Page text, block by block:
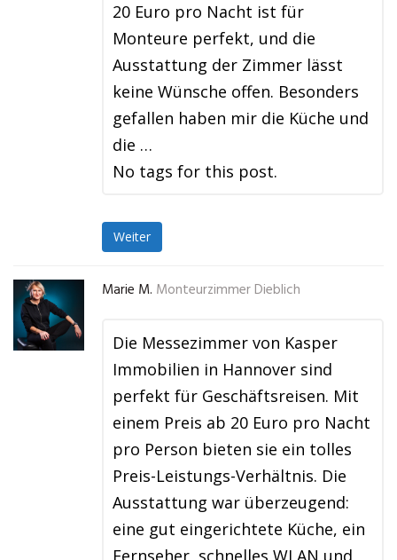
20 Euro pro Nacht ist für
Monteure perfekt, und die
Ausstattung der Zimmer lässt
keine Wünsche offen. Besonders
gefallen haben mir die Küche und
die …
No tags for this post.
Weiter
Marie M. Monteurzimmer Dieblich
Die Messezimmer von Kasper
Immobilien in Hannover sind
perfekt für Geschäftsreisen. Mit
einem Preis ab 20 Euro pro Nacht
pro Person bieten sie ein tolles
Preis-Leistungs-Verhältnis. Die
Ausstattung war überzeugend:
eine gut eingerichtete Küche, ein
Fernseher, schnelles WLAN und